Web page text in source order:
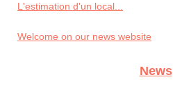
L'estimation d'un local...
Welcome on our news website
News